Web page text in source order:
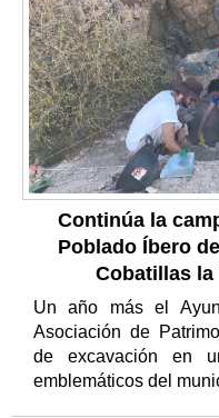
Continúa la
Poblado Íbero
Cobatillas la
Un año más el
Asociación de
de excavación en
emblemáticos del